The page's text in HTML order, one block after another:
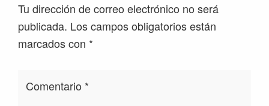
los
lectores
Tu dirección de correo electrónico no será
publicada. Los campos obligatorios están
marcados con *